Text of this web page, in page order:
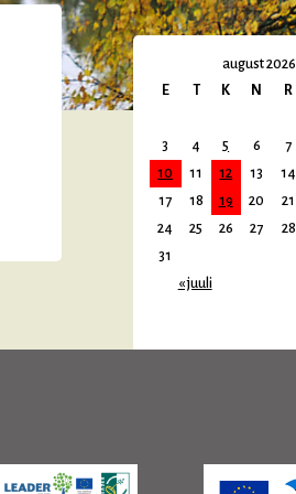
august 2026
E
T K N R
3
4 5 6 7
10
11 12 13 14
17
18 19 20 21
24
25 26 27 28
31
« juuli